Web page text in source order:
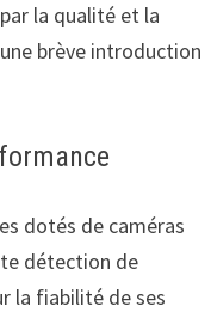
la qualité et la
brève introduction
dotés de caméras
détection de
la fiabilité de ses